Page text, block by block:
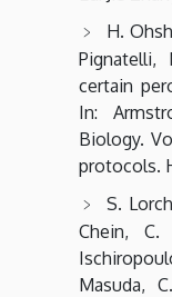
H.
Pignatelli,
certain
In:
Biology.
protocols.
S.
Chein,
Masuda,